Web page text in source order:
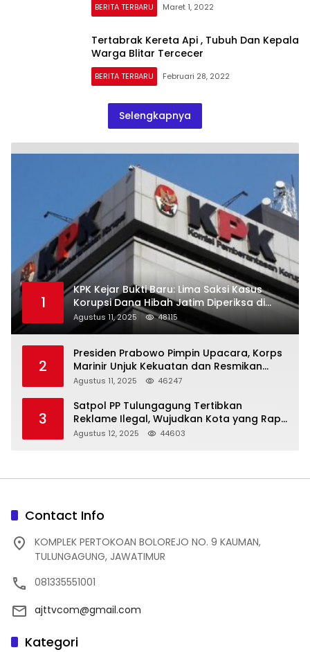
BERITA TERBARU Maret 1, 2022
Tertabrak Kereta Api , Tubuh Dan Kepala
Warga Blitar Tercecer
BERITA TERBARU Februari 28, 2022
Selengkapnya
1
KPK Kejar Bukti Baru: Lima Saksi Kasus
Korupsi Dana Hibah Jatim Diperiksa di
Trenggalek
Agustus 11, 2025 48115
2
Presiden Prabowo Pimpin Upacara, Korps
Marinir Unjuk Kekuatan dan Resmikan
Struktur Baru
Agustus 11, 2025 46247
3
Satpol PP Tulungagung Tertibkan
Reklame Ilegal, Wujudkan Kota yang Rapi
dan Indah
Agustus 12, 2025 44603
Contact Info
KOMPLEK PERTOKOAN BOLOREJO NO. 9 KAUMAN,
TULUNGAGUNG, JAWATIMUR
081335551001
ajttvcom@gmail.com
Kategori